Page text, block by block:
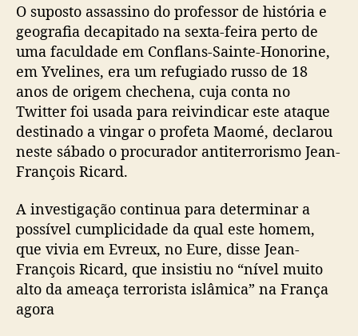
O suposto assassino do professor de história e
geografia decapitado na sexta-feira perto de
uma faculdade em Conflans-Sainte-Honorine,
em Yvelines, era um refugiado russo de 18
anos de origem chechena, cuja conta no
Twitter foi usada para reivindicar este ataque
destinado a vingar o profeta Maomé, declarou
neste sábado o procurador antiterrorismo Jean-
François Ricard.
A investigação continua para determinar a
possível cumplicidade da qual este homem,
que vivia em Evreux, no Eure, disse Jean-
François Ricard, que insistiu no “nível muito
alto da ameaça terrorista islâmica” na França
agora